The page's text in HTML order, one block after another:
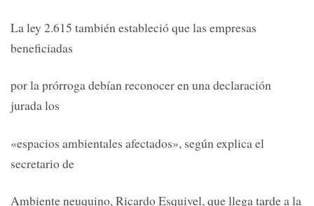
La ley 2.615 también estableció que las empresas
beneficiadas
por la prórroga debían reconocer en una declaración
jurada los
«espacios ambientales afectados», según explica el
secretario de
Ambiente neuquino, Ricardo Esquivel, que llega tarde a la